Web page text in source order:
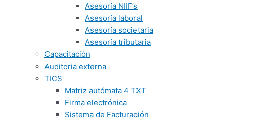
Asesoría NIIF’s
Asesoría laboral
Asesoría societaria
Asesoría tributaria
Capacitación
Auditoria externa
TICS
Matriz autómata 4 TXT
Firma electrónica
Sistema de Facturación